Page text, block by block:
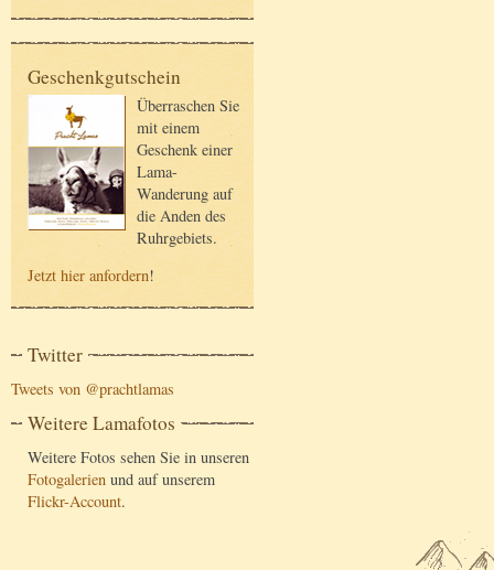
Geschenkgutschein
Überraschen Sie
mit einem
Geschenk einer
Lama-
Wanderung auf
die Anden des
Ruhrgebiets.
Jetzt hier anfordern!
Twitter
Tweets von @prachtlamas
Weitere Lamafotos
Weitere Fotos sehen Sie in unseren
Fotogalerien und auf unserem
Flickr-Account.